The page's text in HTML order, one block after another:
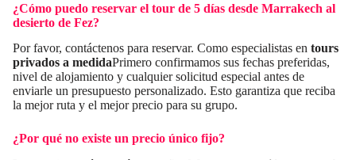
¿Cómo puedo reservar el tour de 5 días desde Marrakech al
desierto de Fez?
Por favor, contáctenos para reservar. Como especialistas en tours
privados a medidaPrimero confirmamos sus fechas preferidas,
nivel de alojamiento y cualquier solicitud especial antes de
enviarle un presupuesto personalizado. Esto garantiza que reciba
la mejor ruta y el mejor precio para su grupo.
¿Por qué no existe un precio único fijo?